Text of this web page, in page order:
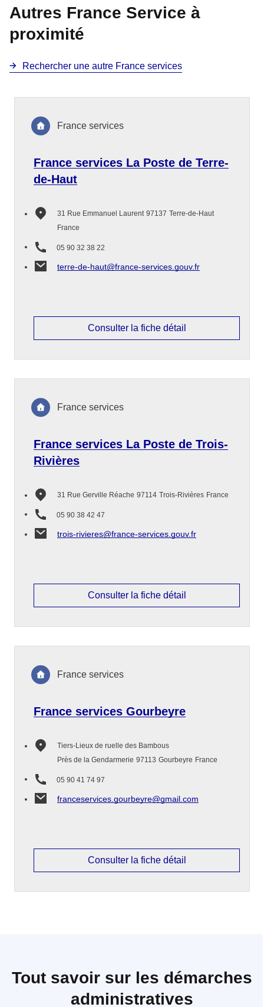
Autres France Service à
proximité
Rechercher une autre France services
France services La Poste de Terre-
de-Haut
31 Rue Emmanuel Laurent 97137 Terre-de-Haut
France
05 90 32 38 22
terre-de-haut@france-services.gouv.fr
France services
Consulter la fiche détail
France services La Poste de Trois-
Rivières
31 Rue Gerville Réache 97114 Trois-Rivières France
05 90 38 42 47
trois-rivieres@france-services.gouv.fr
France services
Consulter la fiche détail
France services Gourbeyre
Tiers-Lieux de ruelle des Bambous
Près de la Gendarmerie 97113 Gourbeyre France
05 90 41 74 97
franceservices.gourbeyre@gmail.com
France services
Consulter la fiche détail
Tout savoir sur les démarches
administratives